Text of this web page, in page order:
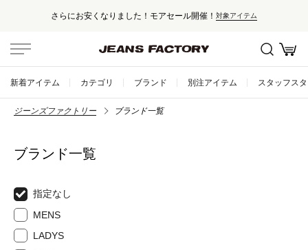
さらにお安くなりました！モアセール開催！ 対象アイテム
新着アイテム カテゴリ ブランド 別注アイテム スタッフス
ジーンズファクトリー ブランド一覧
ブランド一覧
指定なし
MENS
LADYS